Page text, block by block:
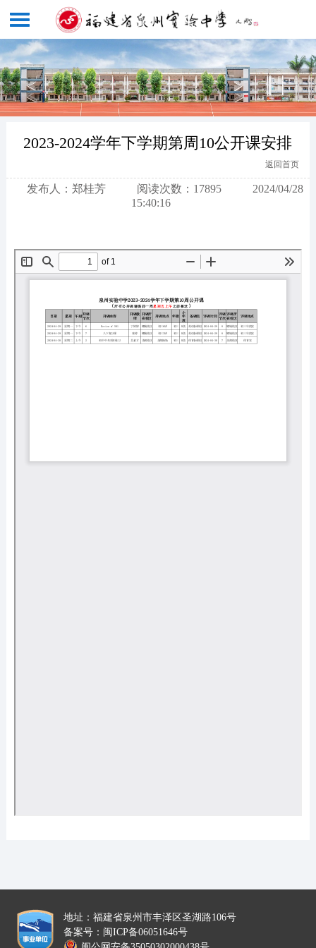
2023-2024学年下学期第周10公开课安排
返回首页
发布人：郑桂芳 阅读次数：17895
2024/04/28
15:40:16
地址：福建省泉州市丰泽区圣湖路106号
备案号：闽ICP备06051646号